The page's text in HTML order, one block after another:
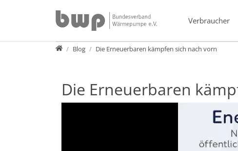
Verbraucher
Presse
Blog Die Erneuerbaren kämpfen sich nach vorn
Die Erneuerbaren